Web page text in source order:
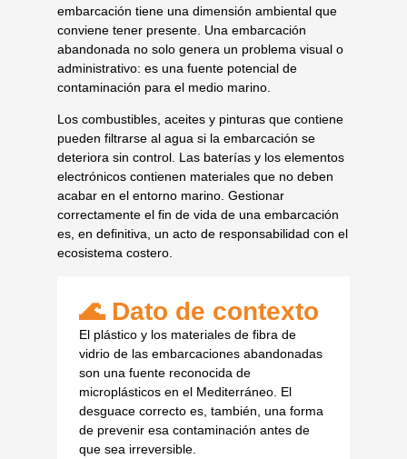
embarcación tiene una dimensión ambiental que
conviene tener presente. Una embarcación
abandonada no solo genera un problema visual o
administrativo: es una fuente potencial de
contaminación para el medio marino.
Los combustibles, aceites y pinturas que contiene
pueden filtrarse al agua si la embarcación se
deteriora sin control. Las baterías y los elementos
electrónicos contienen materiales que no deben
acabar en el entorno marino. Gestionar
correctamente el fin de vida de una embarcación
es, en definitiva, un acto de responsabilidad con el
ecosistema costero.
🌊 Dato de contexto
El plástico y los materiales de fibra de
vidrio de las embarcaciones abandonadas
son una fuente reconocida de
microplásticos en el Mediterráneo. El
desguace correcto es, también, una forma
de prevenir esa contaminación antes de
que sea irreversible.